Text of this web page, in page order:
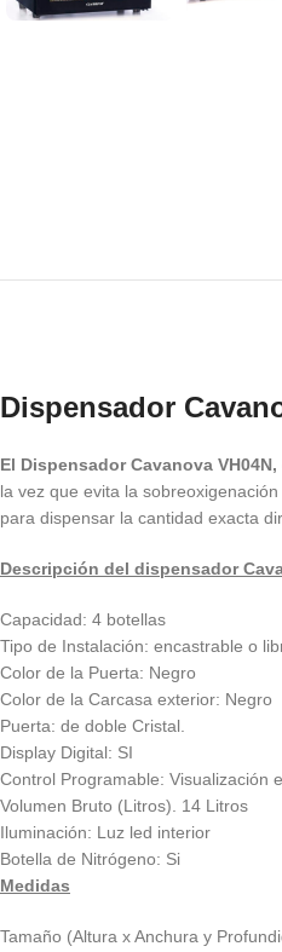
Dispensador
El Dispensador Cavanova VH04N,
la vez que evita la
para dispensar la cantidad exacta
Descripción del dispensador
Capacidad: 4 botellas
Tipo de Instalación: encastrable o
Color de la Puerta: Negro
Color de la Carcasa exterior: Negro
Puerta: de doble Cristal.
Display Digital: SI
Control Programable: Visualización
Volumen Bruto (Litros). 14 Litros
Iluminación: Luz led interior
Botella de Nitrógeno: Si
Medidas
Tamaño (Altura x Anchura y